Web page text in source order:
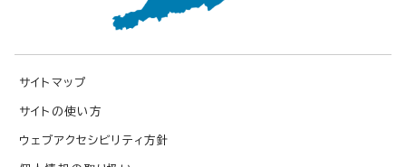
サイトマップ
サイトの使い方
ウェブアクセシビリティ方針